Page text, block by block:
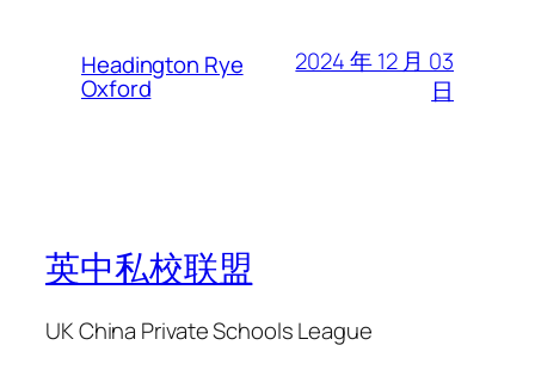
Headington Rye
Oxford
2024 年 12 月 03
日
英中私校联盟
UK China Private Schools League